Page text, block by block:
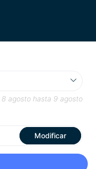
8 agosto hasta 9 agosto
Modificar